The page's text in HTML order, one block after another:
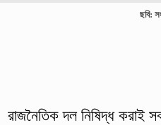
ছবি:
রাজনৈতিক দল নিষিদ্ধ করাই